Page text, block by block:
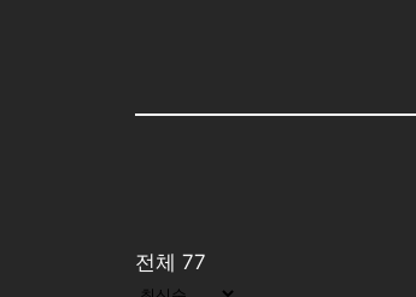
전체 77